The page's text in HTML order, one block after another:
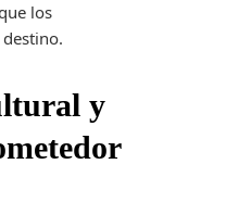
los
y